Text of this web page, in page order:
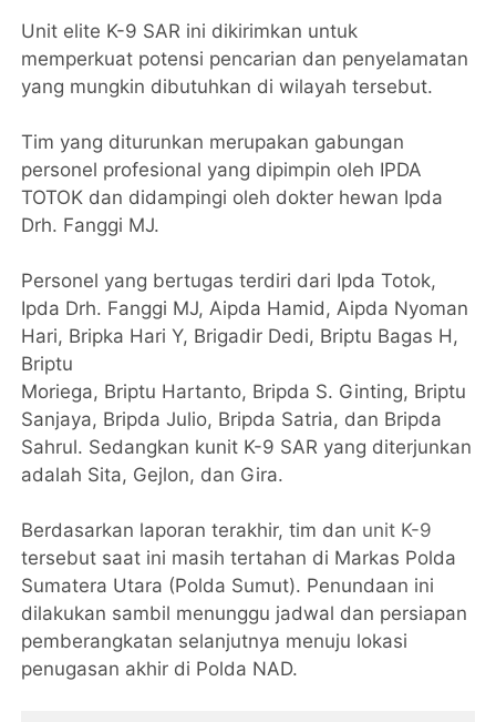
Unit elite K-9 SAR ini dikirimkan untuk
memperkuat potensi pencarian dan penyelamatan
yang mungkin dibutuhkan di wilayah tersebut.
Tim yang diturunkan merupakan gabungan
personel profesional yang dipimpin oleh IPDA
TOTOK dan didampingi oleh dokter hewan Ipda
Drh. Fanggi MJ.
Personel yang bertugas terdiri dari Ipda Totok,
Ipda Drh. Fanggi MJ, Aipda Hamid, Aipda Nyoman
Hari, Bripka Hari Y, Brigadir Dedi, Briptu Bagas H,
Briptu
Moriega, Briptu Hartanto, Bripda S. Ginting, Briptu
Sanjaya, Bripda Julio, Bripda Satria, dan Bripda
Sahrul. Sedangkan kunit K-9 SAR yang diterjunkan
adalah Sita, Gejlon, dan Gira.
Berdasarkan laporan terakhir, tim dan unit K-9
tersebut saat ini masih tertahan di Markas Polda
Sumatera Utara (Polda Sumut). Penundaan ini
dilakukan sambil menunggu jadwal dan persiapan
pemberangkatan selanjutnya menuju lokasi
penugasan akhir di Polda NAD.